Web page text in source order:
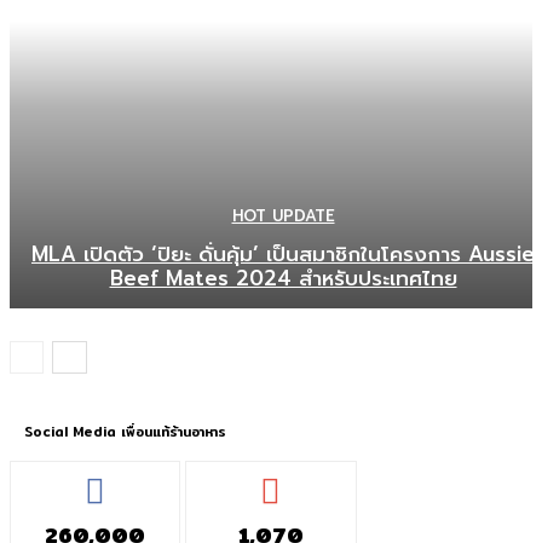
HOT UPDATE
MLA เปิดตัว ‘ปิยะ ดั่นคุ้ม’ เป็นสมาชิกในโครงการ Aussie
Beef Mates 2024 สำหรับประเทศไทย
Social Media เพื่อนแท้ร้านอาหาร
260,000 1,070